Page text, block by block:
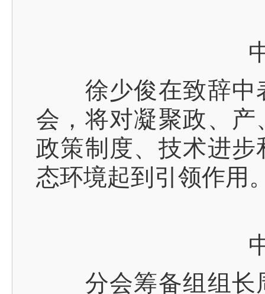
中
徐少俊在致辞中
会，将对凝聚政、
政策制度、技术进
态环境起到引领作用
中
分会筹备组组长